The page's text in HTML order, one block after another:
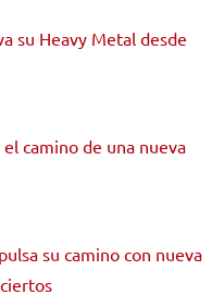
su Heavy Metal desde
camino de una nueva
su camino con nueva